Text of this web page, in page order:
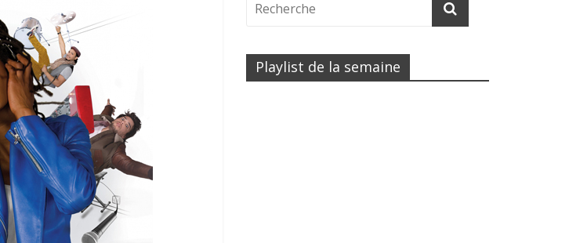
Playlist de la semaine